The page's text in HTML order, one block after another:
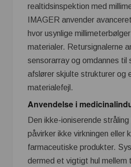
realtidsinspektion med
IMAGER anvender
hvor usynlige
materialer. Retursignalerne
sensorarray og omdannes til
afslører skjulte strukturer og
materialefejl.
Anvendelse i
Den ikke-ioniserende
påvirker ikke virkningen eller
farmaceutiske produkter.
dermed et vigtigt hul mellem